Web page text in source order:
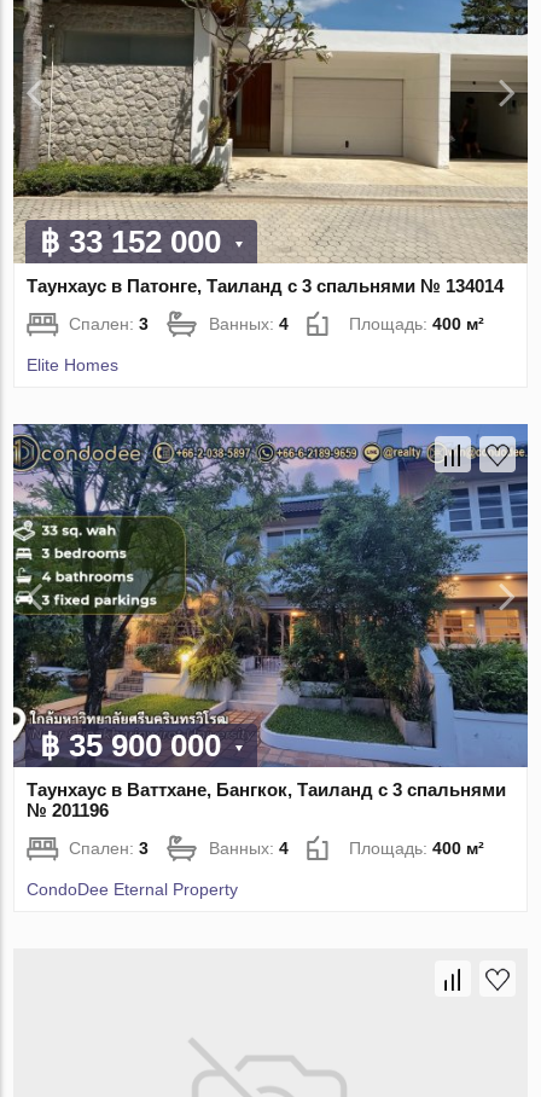
฿ 33 152 000
Таунхаус в Патонге, Таиланд с 3 спальнями № 134014
Спален:3 Ванных:4 Площадь:400 м²
Elite Homes
฿ 35 900 000
Таунхаус в Ваттхане, Бангкок, Таиланд с 3 спальнями
№ 201196
Спален:3 Ванных:4 Площадь:400 м²
CondoDee Eternal Property